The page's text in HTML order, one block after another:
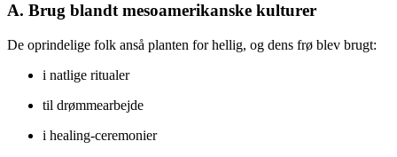
A. Brug blandt mesoamerikanske kulturer
De oprindelige folk anså planten for hellig, og dens frø blev brugt:
i natlige ritualer
til drømmearbejde
i healing-ceremonier